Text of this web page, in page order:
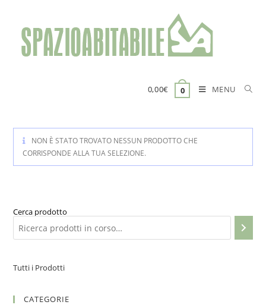
contenuto
0,00€ 0 MENU
NON È STATO TROVATO NESSUN PRODOTTO CHE
CORRISPONDE ALLA TUA SELEZIONE.
Cerca prodotto
Tutti i Prodotti
CATEGORIE